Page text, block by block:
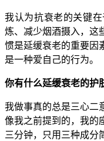
我认为抗衰老的关键
炼、减少烟酒摄入，这
惯是延缓衰老的重要因
是一种爱自己的行为。
你有什么延缓衰老的护
我做事真的总是三心二
像我之前提到的，我的
三分钟，只用三种成分